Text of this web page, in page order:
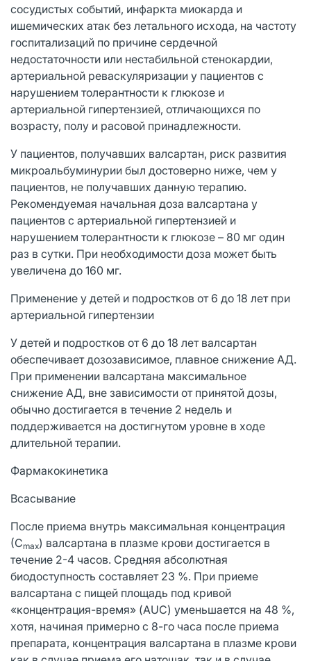
сосудистых событий, инфаркта миокарда и
ишемических атак без летального исхода, на частоту
госпитализаций по причине сердечной
недостаточности или нестабильной стенокардии,
артериальной реваскуляризации у пациентов с
нарушением толерантности к глюкозе и
артериальной гипертензией, отличающихся по
возрасту, полу и расовой принадлежности.
У пациентов, получавших валсартан, риск развития
микроальбуминурии был достоверно ниже, чем у
пациентов, не получавших данную терапию.
Рекомендуемая начальная доза валсартана у
пациентов с артериальной гипертензией и
нарушением толерантности к глюкозе – 80 мг один
раз в сутки. При необходимости доза может быть
увеличена до 160 мг.
Применение у детей и подростков от 6 до 18 лет при
артериальной гипертензии
У детей и подростков от 6 до 18 лет валсартан
обеспечивает дозозависимое, плавное снижение АД.
При применении валсартана максимальное
снижение АД, вне зависимости от принятой дозы,
обычно достигается в течение 2 недель и
поддерживается на достигнутом уровне в ходе
длительной терапии.
Фармакокинетика
Всасывание
После приема внутрь максимальная концентрация
(Сmax) валсартана в плазме крови достигается в
течение 2-4 часов. Средняя абсолютная
биодоступность составляет 23 %. При приеме
валсартана с пищей площадь под кривой
«концентрация-время» (AUC) уменьшается на 48 %,
хотя, начиная примерно с 8-го часа после приема
препарата, концентрация валсартана в плазме крови